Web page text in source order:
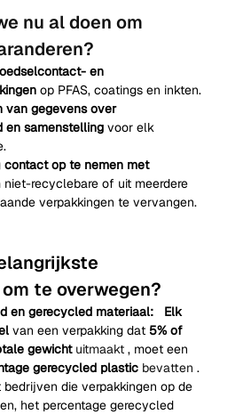
nu al doen om
en
op PFAS, coatings en inkten.
van gegevens over
en samenstelling voor elk
contact op te nemen met
niet-recyclebare of uit meerdere
verpakkingen te vervangen.
te overwegen?
en gerecycled materiaal:
Elk
van een verpakking dat 5% of
gewicht uitmaakt , moet een
gerecycled plastic bevatten .
die verpakkingen op de
het percentage gerecycled